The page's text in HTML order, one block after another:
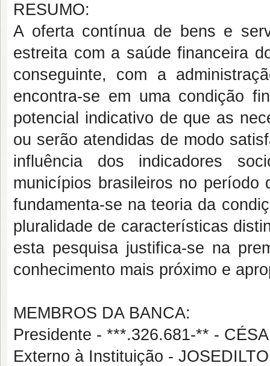
RESUMO:
A oferta contínua de bens e
estreita com a saúde financeira
conseguinte, com a
encontra-se em uma condição
potencial indicativo de que as
ou serão atendidas de modo
influência dos indicadores
municípios brasileiros no período
fundamenta-se na teoria da
pluralidade de características
esta pesquisa justifica-se na
conhecimento mais próximo e
MEMBROS DA BANCA:
Presidente - ***.326.681-** -
Externo à Instituição -